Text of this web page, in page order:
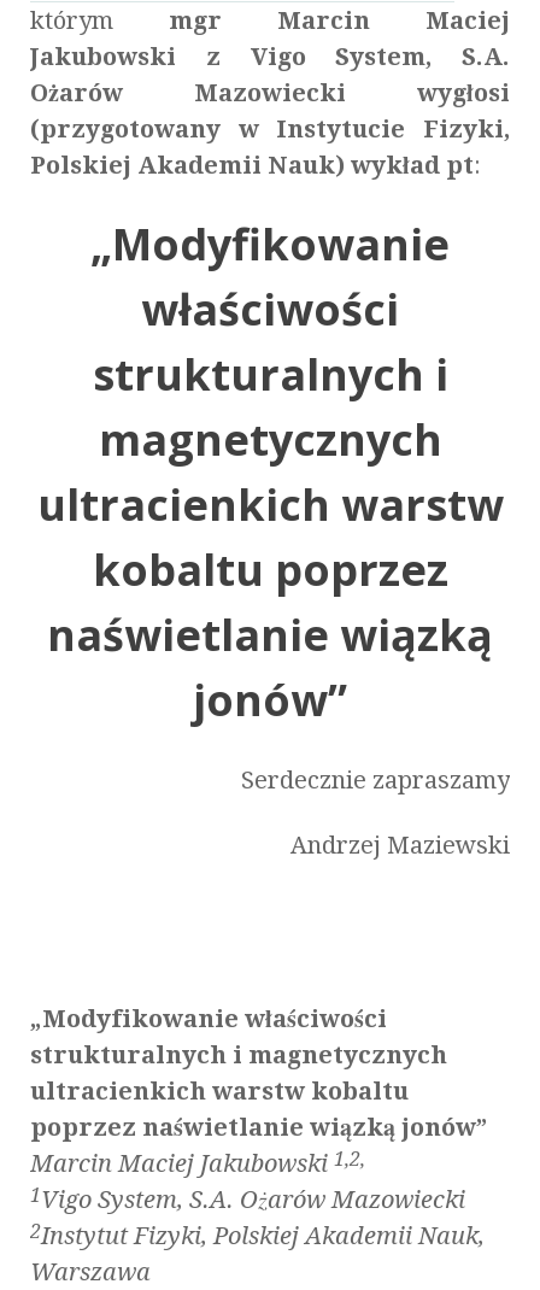
którym mgr Marcin Maciej
Jakubowski z Vigo System, S.A.
Ożarów Mazowiecki wygłosi
(przygotowany w Instytucie Fizyki,
Polskiej Akademii Nauk) wykład pt:
„Modyfikowanie
właściwości
strukturalnych i
magnetycznych
ultracienkich warstw
kobaltu poprzez
naświetlanie wiązką
jonów”
Serdecznie zapraszamy
Andrzej Maziewski
„Modyfikowanie właściwości
strukturalnych i magnetycznych
ultracienkich warstw kobaltu
poprzez naświetlanie wiązką jonów”
Marcin Maciej Jakubowski 1,2,
1Vigo System, S.A. Ożarów Mazowiecki
2Instytut Fizyki, Polskiej Akademii Nauk,
Warszawa